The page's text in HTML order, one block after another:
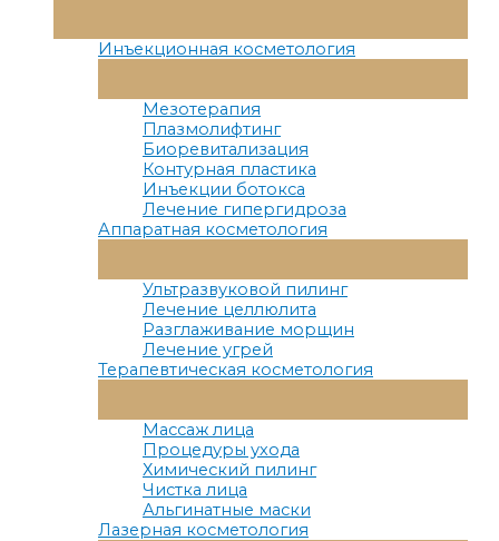
Меню
Инъекционная косметология
Меню
Мезотерапия
Плазмолифтинг
Биоревитализация
Контурная пластика
Инъекции ботокса
Лечение гипергидроза
Аппаратная косметология
Меню
Ультразвуковой пилинг
Лечение целлюлита
Разглаживание морщин
Лечение угрей
Терапевтическая косметология
Меню
Массаж лица
Процедуры ухода
Химический пилинг
Чистка лица
Альгинатные маски
Лазерная косметология